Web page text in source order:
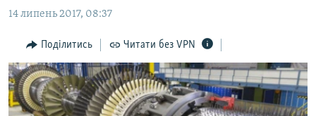
Перейти
пошукуІНТЕРВ'Ю
ВСЕ ЗА ДЕНЬ
СПЕЦПРОЕКТИ
14 липень 2017, 08:37
Поділитись Читати без VPN